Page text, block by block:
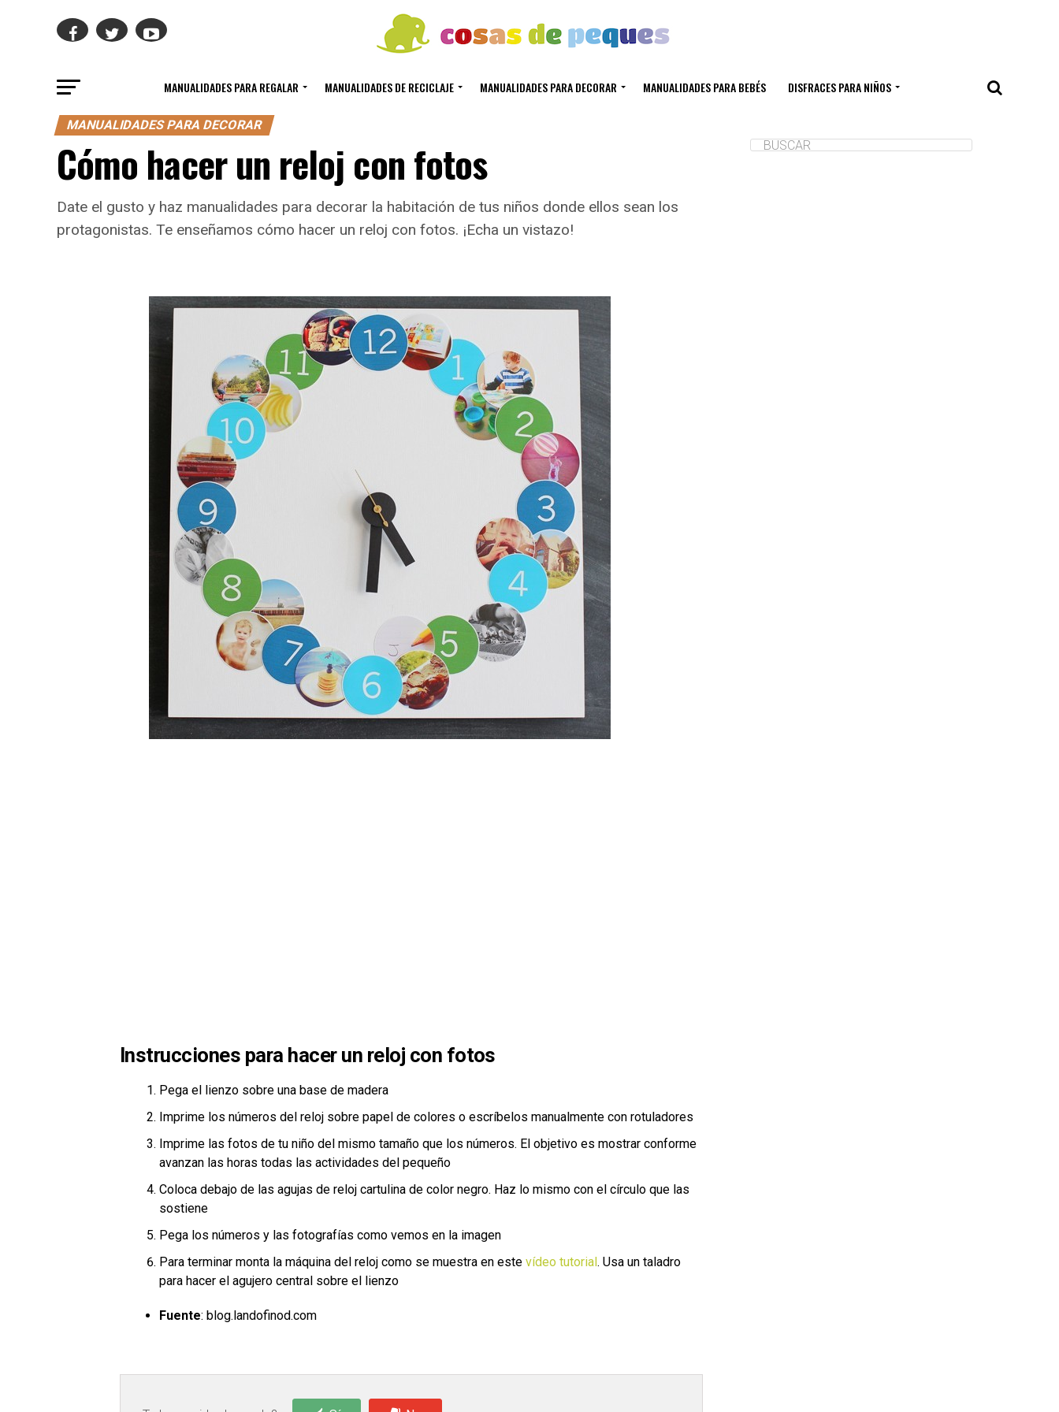
MANUALIDADES PARA REGALAR MANUALIDADES DE RECICLAJE MANUALIDADES PARA DECORAR MANUALIDADES PARA BEBÉS DISFRACES PARA NIÑOS
MANUALIDADES PARA DECORAR
Cómo hacer un reloj con fotos
Date el gusto y haz manualidades para decorar la habitación de tus niños donde ellos sean los
protagonistas. Te enseñamos cómo hacer un reloj con fotos. ¡Echa un vistazo!
Instrucciones para hacer un reloj con fotos
Pega el lienzo sobre una base de madera
Imprime los números del reloj sobre papel de colores o escríbelos manualmente con rotuladores
Imprime las fotos de tu niño del mismo tamaño que los números. El objetivo es mostrar conforme
avanzan las horas todas las actividades del pequeño
Coloca debajo de las agujas de reloj cartulina de color negro. Haz lo mismo con el círculo que las
sostiene
Pega los números y las fotografías como vemos en la imagen
Para terminar monta la máquina del reloj como se muestra en este vídeo tutorial. Usa un taladro
para hacer el agujero central sobre el lienzo
Fuente: blog.landofinod.com